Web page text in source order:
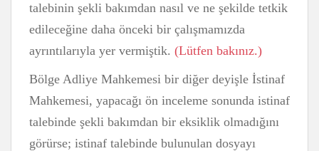
talebinin şekli bakımdan nasıl ve ne şekilde tetkik
edileceğine daha önceki bir çalışmamızda
ayrıntılarıyla yer vermiştik. (Lütfen bakınız.)
Bölge Adliye Mahkemesi bir diğer deyişle İstinaf
Mahkemesi, yapacağı ön inceleme sonunda istinaf
talebinde şekli bakımdan bir eksiklik olmadığını
görürse; istinaf talebinde bulunulan dosyayı